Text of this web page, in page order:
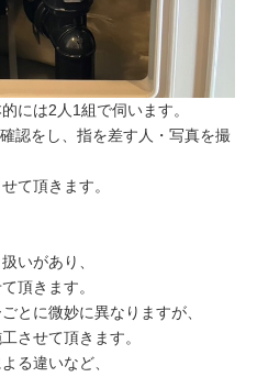
には2人1組で伺います。
認をし、指を差す人・写真を撮
て頂きます。
いがあり、
頂きます。
とに微妙に異なりますが、
させて頂きます。
る違いなど、